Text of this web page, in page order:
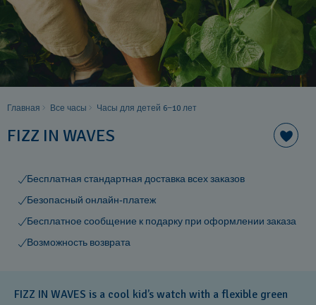
Главная Все часы Часы для детей 6−10 лет
FIZZ IN WAVES
Бесплатная стандартная доставка всех заказов
Безопасный онлайн-платеж
Бесплатное сообщение к подарку при оформлении заказа
Возможность возврата
FIZZ IN WAVES is a cool kid’s watch with a flexible green